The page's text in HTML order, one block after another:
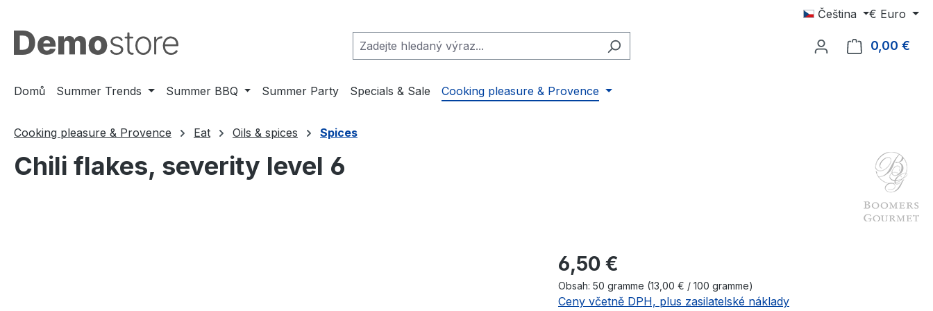
Čeština € Euro
0,00 €
Domů Summer Trends Summer BBQ Summer Party Specials & Sale Cooking pleasure & Provence
Cooking pleasure & Provence Eat Oils & spices Spices
Chili flakes, severity level 6
Běžná cena:
6,50 €
Obsah: 50 gramme (13,00 € / 100 gramme)
Ceny včetně DPH, plus zasilatelské náklady